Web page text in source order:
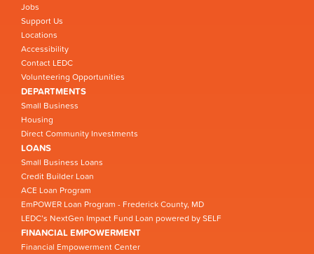
Jobs
Support Us
Locations
Accessibility
Contact LEDC
Volunteering Opportunities
DEPARTMENTS
Small Business
Housing
Direct Community Investments
LOANS
Small Business Loans
Credit Builder Loan
ACE Loan Program
EmPOWER Loan Program - Frederick County, MD
LEDC’s NextGen Impact Fund Loan powered by SELF
FINANCIAL EMPOWERMENT
Financial Empowerment Center